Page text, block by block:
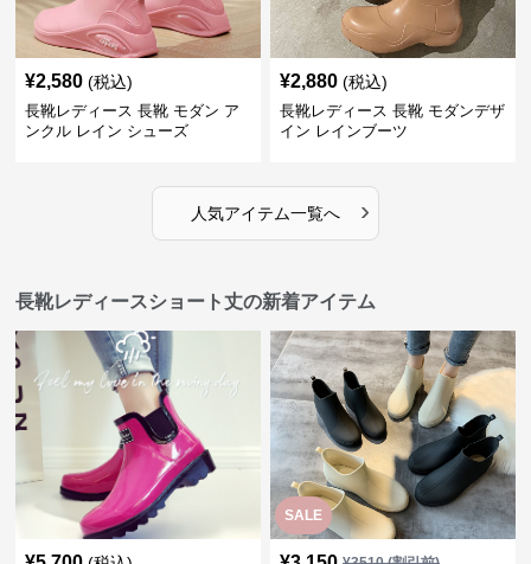
¥2,580 (税込)
長靴レディース 長靴 モダン ア
ンクル レイン シューズ
¥2,880 (税込)
長靴レディース 長靴 モダンデザ
イン レインブーツ
人気アイテム一覧へ ›
長靴レディースショート丈の新着アイテム
SALE